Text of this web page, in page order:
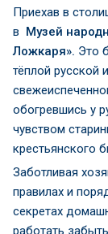
Приехав в
в Музей
Ложкаря». Это
тёплой русской
обогревшись у
чувством
крестьянского
Заботливая
правилах и
секретах
работать